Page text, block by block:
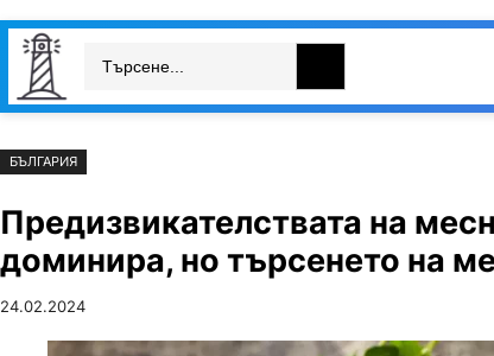
Към
съдържанието
Skip
cont
БЪЛГАРИЯ
Предизвикателствата на
доминира, но търсенето на
24.02.2024